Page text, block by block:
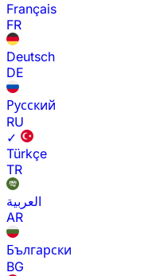
Français
FR
Deutsch
DE
Русский
RU
✓
Türkçe
TR
العربية
AR
Български
BG